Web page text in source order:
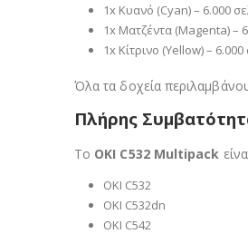
1x Κυανό (Cyan) – 6.000
1x Ματζέντα (Magenta) –
1x Κίτρινο (Yellow) –
Όλα τα δοχεία
Πλήρης
Το OKI C532 Multipack
OKI C532
OKI C532dn
OKI C542